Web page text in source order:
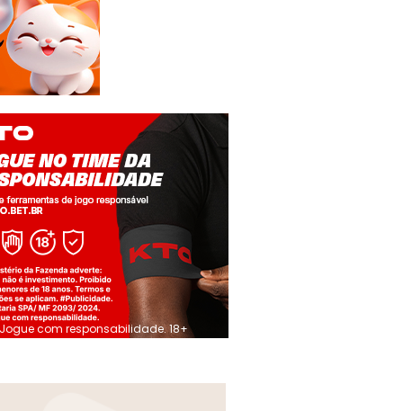
Jogue com responsabilidade. 18+